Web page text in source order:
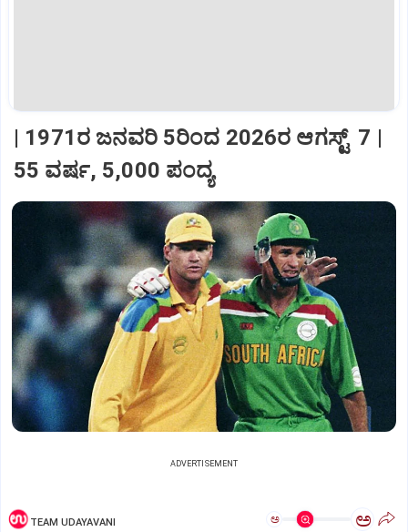
| 1971ರ ಜನವರಿ 5ರಿಂದ 2026ರ ಆಗಸ್ಟ್‌ 7 |
55 ವರ್ಷ, 5,000 ಪಂದ್ಯ
ADVERTISEMENT
TEAM UDAYAVANI ಅ ಅ